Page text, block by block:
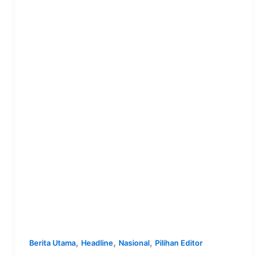
Berita Utama, Headline, Nasional, Pilihan Editor